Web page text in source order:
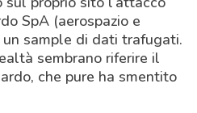
SpA (aerospazio e
sample di dati trafugati.
sembrano riferire il
che pure ha smentito